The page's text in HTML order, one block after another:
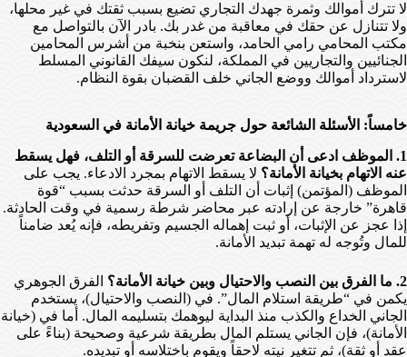
لا تترك أموالك وثمرة جهدك التجاري تضيع بسبب ثقتك في غير محلها،
ولا تتنازل عن حقك في معاقبة من غدر بك. بادر الآن بالتواصل مع
مكتب المحامي رامي الحامد، واستعن بنخبة من أشرس المحامين
الجنائيين والتجاريين في المملكة، لنكون سيفك القانوني المسلط
لاسترداد أموالك ووضع الجاني خلف القضبان بقوة النظام.
خامساً: الأسئلة الشائعة حول جريمة خيانة الأمانة في السعودية
1. الموظف ادعى أن البضاعة تعرضت للسرقة أو التلف، فهل يسقط
عنه الاتهام بخيانة الأمانة؟ لا يسقط الاتهام بمجرد الادعاء. يجب على
الموظف (المؤتمن) إثبات أن التلف أو السرقة حدثت بسبب “قوة
قاهرة” خارجة عن إرادته عبر محاضر شرطة رسمية في وقت الحادثة.
إذا عجز عن الإثبات، أو ثبت إهماله الجسيم وتفريطه، فإنه يُعد ضامناً
للمال وتُوجه له تهمة تبديد الأمانة.
2. ما الفرق بين النصب والاحتيال وبين خيانة الأمانة؟
الفرق الجوهري
يكمن في “طريقة استلام المال”. في (النصب والاحتيال)، يستخدم
الجاني الخداع والكذب منذ البداية ليوهمك بتسليمه المال. أما في (خيانة
الأمانة)، فإن الجاني يستلم المال بطريقة شرعية وصحيحة (بناءً على
عقد أو ثقة)، ثم تتغير نيته لاحقاً ويقوم باختلاسه أو تبديده.